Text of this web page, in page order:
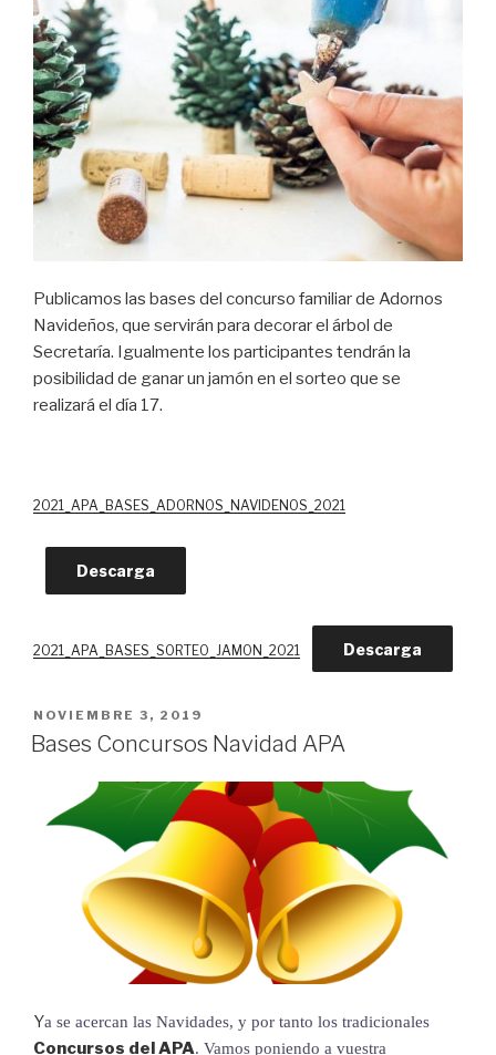
Publicamos las bases del concurso familiar de Adornos
Navideños, que servirán para decorar el árbol de
Secretaría. Igualmente los participantes tendrán la
posibilidad de ganar un jamón en el sorteo que se
realizará el día 17.
2021_APA_BASES_ADORNOS_NAVIDENOS_2021
Descarga
2021_APA_BASES_SORTEO_JAMON_2021 Descarga
PUBLICADO
EL
NOVIEMBRE 3, 2019
Bases Concursos Navidad APA
Y
Concursos del APA. Vamos poniendo a vuestra